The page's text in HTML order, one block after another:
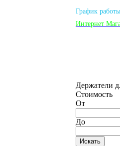
График
Интернет
Держатели
Стоимость
От
До
Искать